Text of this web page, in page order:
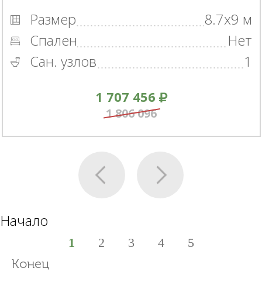
Размер
8.7x9 м
Спален
Нет
Сан. узлов
1
1 707 456
1 806 096
Начало
1 2 3 4
5
Конец